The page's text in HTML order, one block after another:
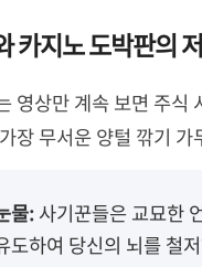
카지노 도박판의
영상만 계속 보면 주
장 무서운 양털 깎기
물:사기꾼들은 교묘한
도하여 당신의 뇌를 철